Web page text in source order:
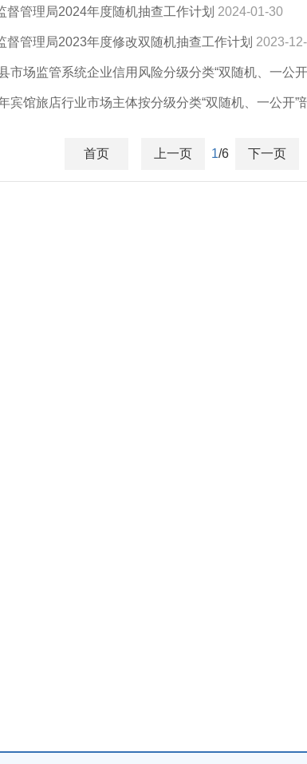
督管理局2024年度随机抽查工作计划 2024-01-30
督管理局2023年度修改双随机抽查工作计划 2023-
市场监管系统企业信用风险分级分类“双随机、一公
宾馆旅店行业市场主体按分级分类“双随机、一公开”
首页 上一页 1/6 下一页